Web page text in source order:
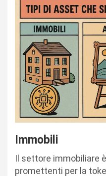
Immobili
Il settore immobiliare
promettenti per la